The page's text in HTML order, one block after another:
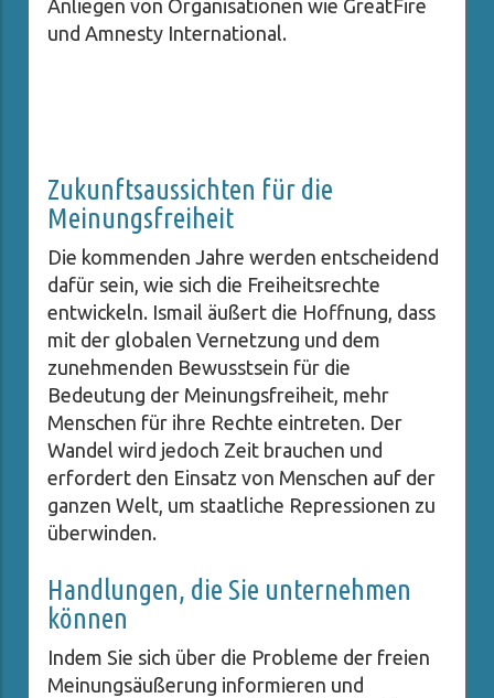
Anliegen von Organisationen wie GreatFire
und Amnesty International.
Zukunftsaussichten für die
Meinungsfreiheit
Die kommenden Jahre werden entscheidend
dafür sein, wie sich die Freiheitsrechte
entwickeln. Ismail äußert die Hoffnung, dass
mit der globalen Vernetzung und dem
zunehmenden Bewusstsein für die
Bedeutung der Meinungsfreiheit, mehr
Menschen für ihre Rechte eintreten. Der
Wandel wird jedoch Zeit brauchen und
erfordert den Einsatz von Menschen auf der
ganzen Welt, um staatliche Repressionen zu
überwinden.
Handlungen, die Sie unternehmen
können
Indem Sie sich über die Probleme der freien
Meinungsäußerung informieren und